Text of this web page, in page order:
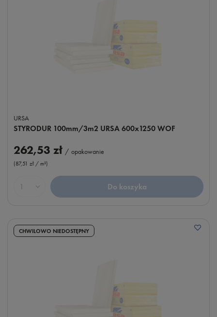
URSA
STYRODUR 100mm/3m2 URSA 600x1250 WOF
262,53 zł / opakowanie
(87,51 zł / m²)
Ilość produktów Do koszyka
CHWILOWO NIEDOSTĘPNY